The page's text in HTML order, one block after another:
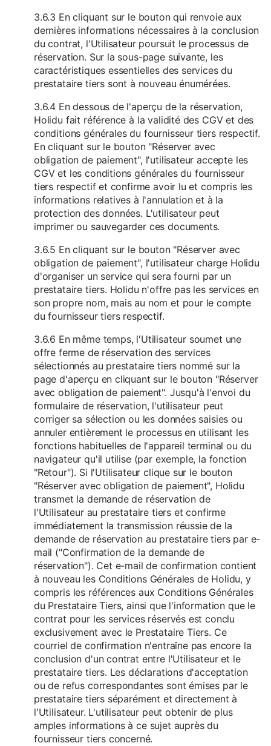
3.6.3 En cliquant sur le bouton qui renvoie aux
dernières informations nécessaires à la conclusion
du contrat, l'Utilisateur poursuit le processus de
réservation. Sur la sous-page suivante, les
caractéristiques essentielles des services du
prestataire tiers sont à nouveau énumérées.
3.6.4 En dessous de l'aperçu de la réservation,
Holidu fait référence à la validité des CGV et des
conditions générales du fournisseur tiers respectif.
En cliquant sur le bouton "Réserver avec
obligation de paiement", l'utilisateur accepte les
CGV et les conditions générales du fournisseur
tiers respectif et confirme avoir lu et compris les
informations relatives à l'annulation et à la
protection des données. L'utilisateur peut
imprimer ou sauvegarder ces documents.
3.6.5 En cliquant sur le bouton "Réserver avec
obligation de paiement", l'utilisateur charge Holidu
d'organiser un service qui sera fourni par un
prestataire tiers. Holidu n'offre pas les services en
son propre nom, mais au nom et pour le compte
du fournisseur tiers respectif.
3.6.6 En même temps, l'Utilisateur soumet une
offre ferme de réservation des services
sélectionnés au prestataire tiers nommé sur la
page d'aperçu en cliquant sur le bouton "Réserver
avec obligation de paiement". Jusqu'à l'envoi du
formulaire de réservation, l'utilisateur peut
corriger sa sélection ou les données saisies ou
annuler entièrement le processus en utilisant les
fonctions habituelles de l'appareil terminal ou du
navigateur qu'il utilise (par exemple, la fonction
"Retour"). Si l'Utilisateur clique sur le bouton
"Réserver avec obligation de paiement", Holidu
transmet la demande de réservation de
l'Utilisateur au prestataire tiers et confirme
immédiatement la transmission réussie de la
demande de réservation au prestataire tiers par e-
mail ("Confirmation de la demande de
réservation"). Cet e-mail de confirmation contient
à nouveau les Conditions Générales de Holidu, y
compris les références aux Conditions Générales
du Prestataire Tiers, ainsi que l'information que le
contrat pour les services réservés est conclu
exclusivement avec le Prestataire Tiers. Ce
courriel de confirmation n'entraîne pas encore la
conclusion d'un contrat entre l'Utilisateur et le
prestataire tiers. Les déclarations d'acceptation
ou de refus correspondantes sont émises par le
prestataire tiers séparément et directement à
l'Utilisateur. L'utilisateur peut obtenir de plus
amples informations à ce sujet auprès du
fournisseur tiers concerné.